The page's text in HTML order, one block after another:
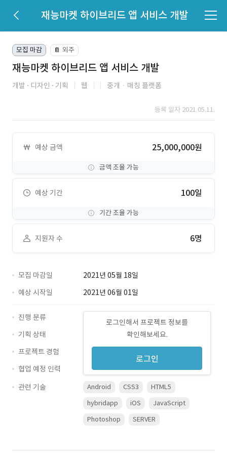
재능마켓 하이브리드 앱 서비스 개발
모집 마감 📔 외주
재능마켓 하이브리드 앱 서비스 개발
개발 디자인 기획 웹 중개ㆍ매칭 플랫폼
등록 일자 2021.05.11.
예상 금액 25,000,000원
금액 조율 가능
예상 기간 100일
기간 조율 가능
지원자 수 6명
모집 마감일
2021년 05월 18일
예상 시작일
2021년 06월 01일
로그인해서 프로젝트 정보를
확인해보세요.
로그인
진행 분류
기획 상태
프로젝트 경험
협업 예정 인력
관련 기술
Android CSS3
HTML5
hybridapp
iOS
JavaScript
Photoshop
SERVER